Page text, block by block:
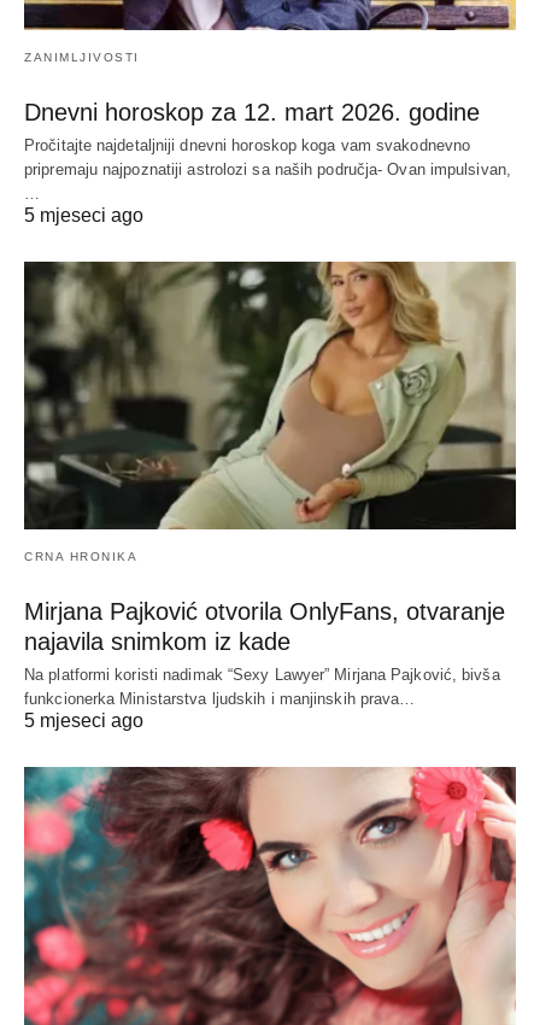
ZANIMLJIVOSTI
Dnevni horoskop za 12. mart 2026. godine
Pročitajte najdetaljniji dnevni horoskop koga vam svakodnevno
pripremaju najpoznatiji astrolozi sa naših područja- Ovan impulsivan,
…
5 mjeseci ago
CRNA HRONIKA
Mirjana Pajković otvorila OnlyFans, otvaranje
najavila snimkom iz kade
Na platformi koristi nadimak “Sexy Lawyer” Mirjana Pajković, bivša
funkcionerka Ministarstva ljudskih i manjinskih prava…
5 mjeseci ago